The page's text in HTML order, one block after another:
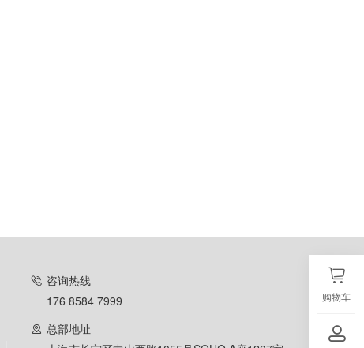
咨询热线
176 8584 7999
总部地址
购物车